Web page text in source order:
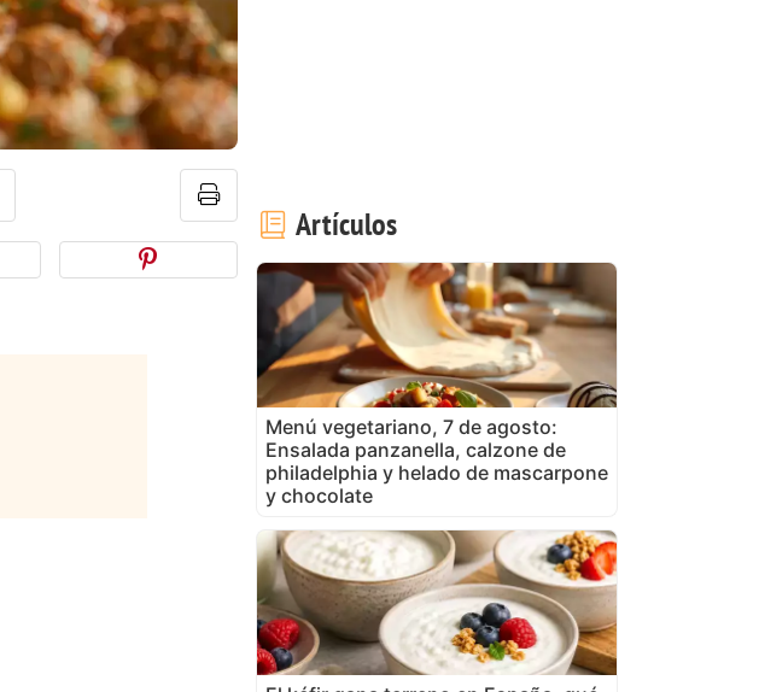
Artículos
Menú vegetariano, 7 de agosto:
Ensalada panzanella, calzone de
philadelphia y helado de mascarpone
y chocolate